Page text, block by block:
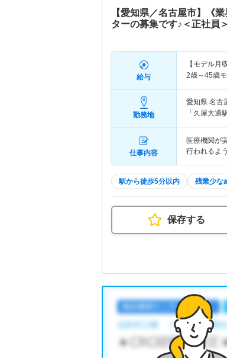
【愛知県／名古屋市】《
ターの募集です♪＜正社員＞
給与
【モデル月
2歳～45歳
勤務地
愛知県 名古
「久屋大通
仕事内容
医療機関が
行われるよ
駅から徒歩5分以内 残業少な
保存する